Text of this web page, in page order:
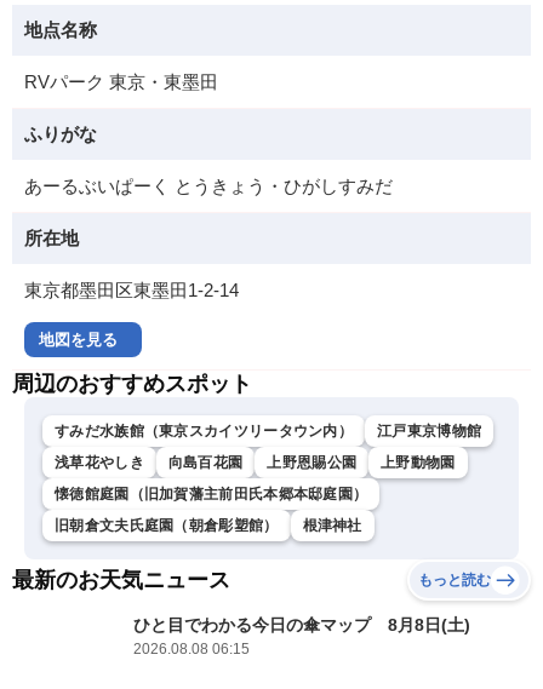
地点名称
RVパーク 東京・東墨田
ふりがな
あーるぶいぱーく とうきょう・ひがしすみだ
所在地
東京都墨田区東墨田1-2-14
地図を見る
周辺のおすすめスポット
すみだ水族館（東京スカイツリータウン内）
江戸東京博物館
浅草花やしき
向島百花園 上野恩賜公園
上野動物園
懐徳館庭園（旧加賀藩主前田氏本郷本邸庭園）
旧朝倉文夫氏庭園（朝倉彫塑館）
根津神社
最新のお天気ニュース もっと読む
ひと目でわかる今日の傘マップ 8月8日(土)
2026.08.08 06:15